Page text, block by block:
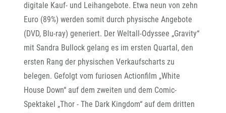
digitale Kauf- und Leihangebote. Etwa neun von zehn
Euro (89%) werden somit durch physische Angebote
(DVD, Blu-ray) generiert. Der Weltall-Odyssee „Gravity“
mit Sandra Bullock gelang es im ersten Quartal, den
ersten Rang der physischen Verkaufscharts zu
belegen. Gefolgt vom furiosen Actionfilm „White
House Down“ auf dem zweiten und dem Comic-
Spektakel „Thor - The Dark Kingdom“ auf dem dritten